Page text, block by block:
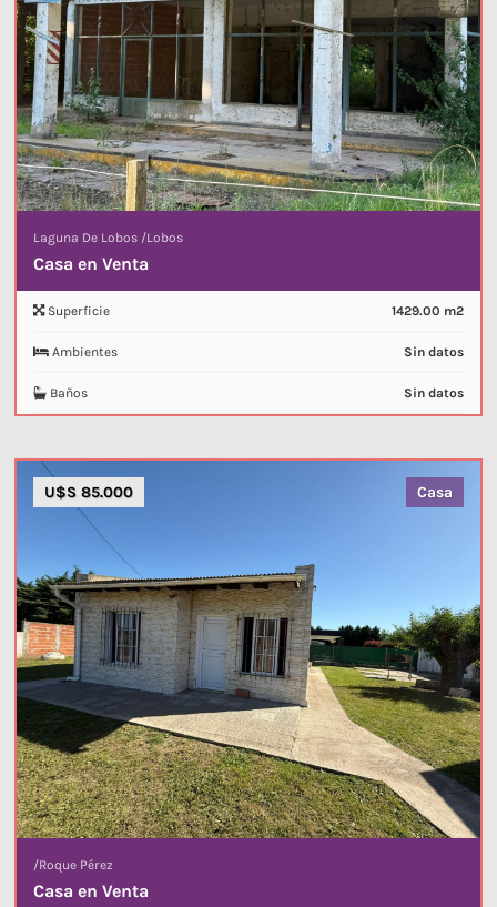
Laguna De Lobos /Lobos
Casa en Venta
Superficie 1429.00 m2
Ambientes Sin datos
Baños Sin datos
/Roque Pérez
Casa en Venta
U$S 85.000 Casa